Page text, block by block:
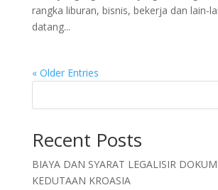
rangka liburan, bisnis, bekerja dan lain-
datang...
« Older Entries
Recent Posts
BIAYA DAN SYARAT LEGALISIR
KEDUTAAN KROASIA